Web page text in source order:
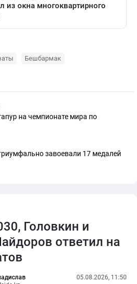
Бешбармак
на чемпионате мира по
завоевали 17 медалей
Головкин и
ответил на
05.08.2026, 11:50